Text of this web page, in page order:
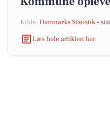
Kilde: Danmarks Statistik -
Læs hele artiklen her